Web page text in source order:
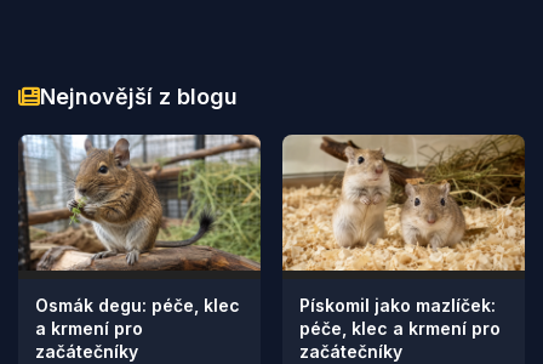
Nejnovější z blogu
Osmák degu: péče, klec
a krmení pro
začátečníky
Pískomil jako mazlíček:
péče, klec a krmení pro
začátečníky